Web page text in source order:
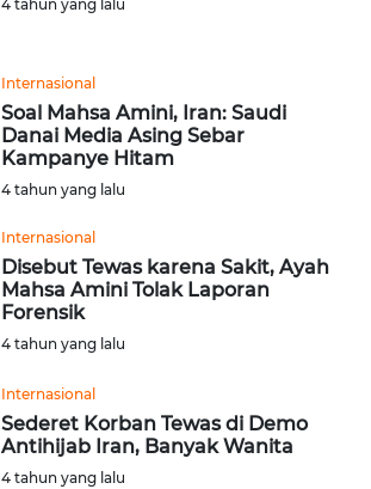
4 tahun yang lalu
Internasional
Soal Mahsa Amini, Iran: Saudi
Danai Media Asing Sebar
Kampanye Hitam
4 tahun yang lalu
Internasional
Disebut Tewas karena Sakit, Ayah
Mahsa Amini Tolak Laporan
Forensik
4 tahun yang lalu
Internasional
Sederet Korban Tewas di Demo
Antihijab Iran, Banyak Wanita
4 tahun yang lalu